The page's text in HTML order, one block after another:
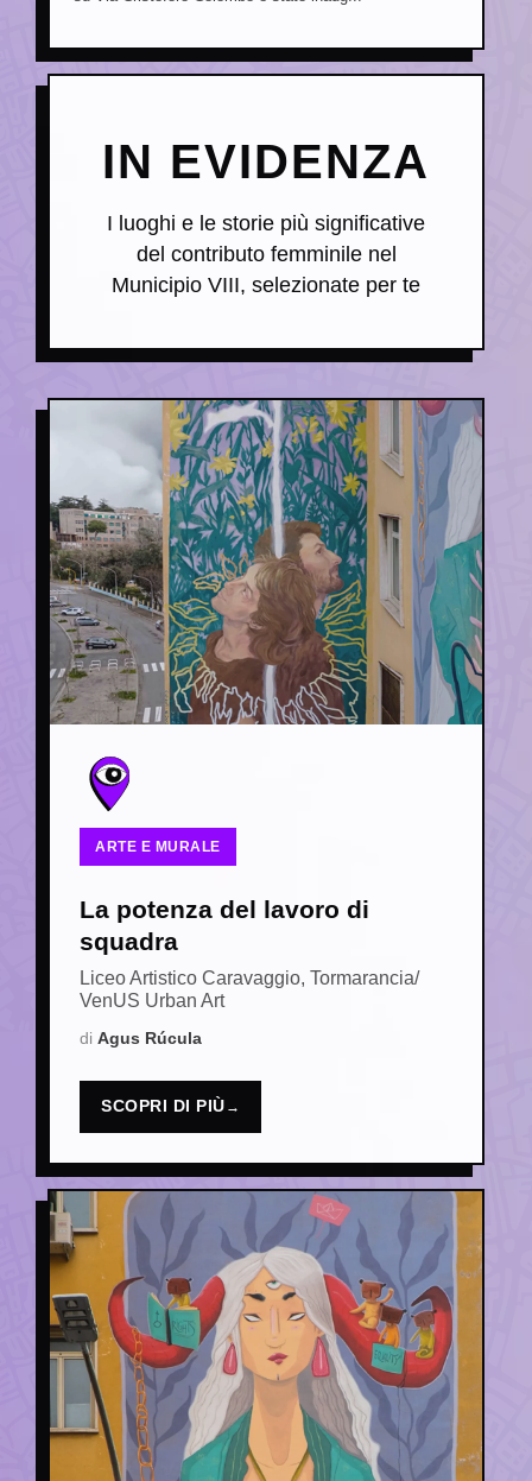
IN EVIDENZA
I luoghi e le storie più significative
del contributo femminile nel
Municipio VIII, selezionate per te
ARTE E MURALE
La potenza del lavoro di
squadra
Liceo Artistico Caravaggio, Tormarancia/
VenUS Urban Art
Agus Rúcula
SCOPRI DI PIÙ →